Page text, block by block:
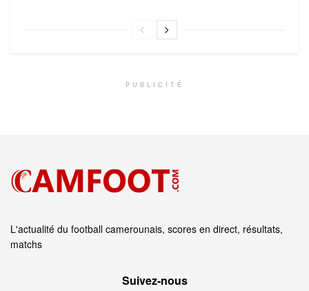
PUBLICITÉ
L'actualité du football camerounais, scores en direct, résultats,
matchs
Suivez‑nous